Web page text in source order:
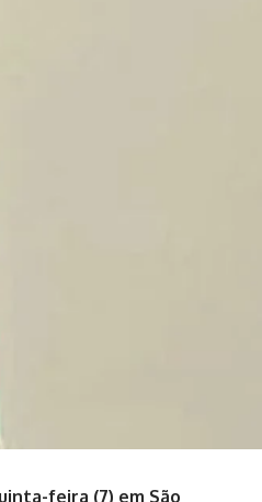
feira (7) em São